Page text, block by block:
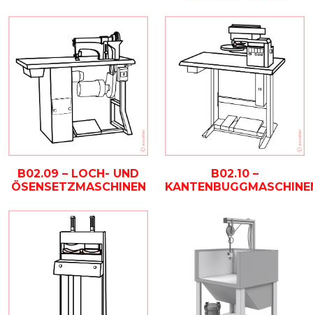
B02.09 – LOCH- UND
ÖSENSETZMASCHINEN
B02.10 –